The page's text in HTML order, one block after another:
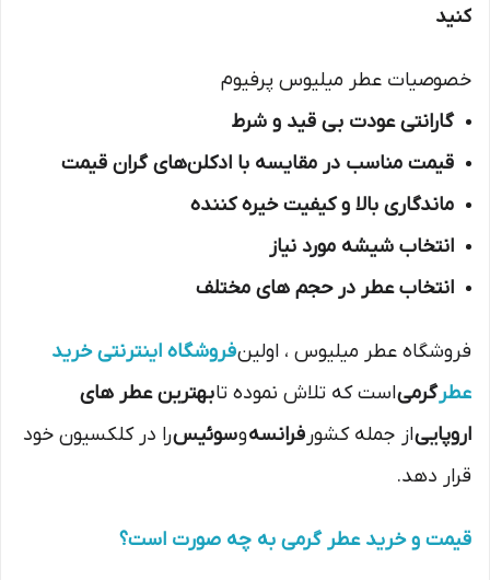
کنید
خصوصیات عطر میلیوس پرفیوم
گارانتی عودت بی قید و شرط
قیمت مناسب در مقایسه با ادکلن‌های گران قیمت
ماندگاری بالا و کیفیت خیره کننده
انتخاب شیشه مورد نیاز
انتخاب عطر در حجم های مختلف
فروشگاه عطر میلیوس ، اولینفروشگاه اینترنتی خرید
عطرگرمیاست که تلاش نموده تابهترین عطر های
اروپاییاز جمله کشور فرانسهوسوئیسرا در کلکسیون خود
قرار دهد.
قیمت و خرید عطر گرمی به چه صورت است؟